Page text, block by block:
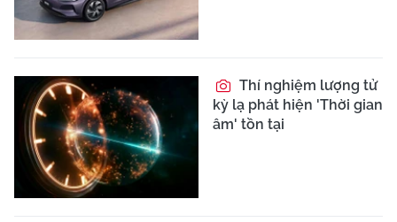
Thí nghiệm lượng tử
kỳ lạ phát hiện 'Thời gian
âm' tồn tại